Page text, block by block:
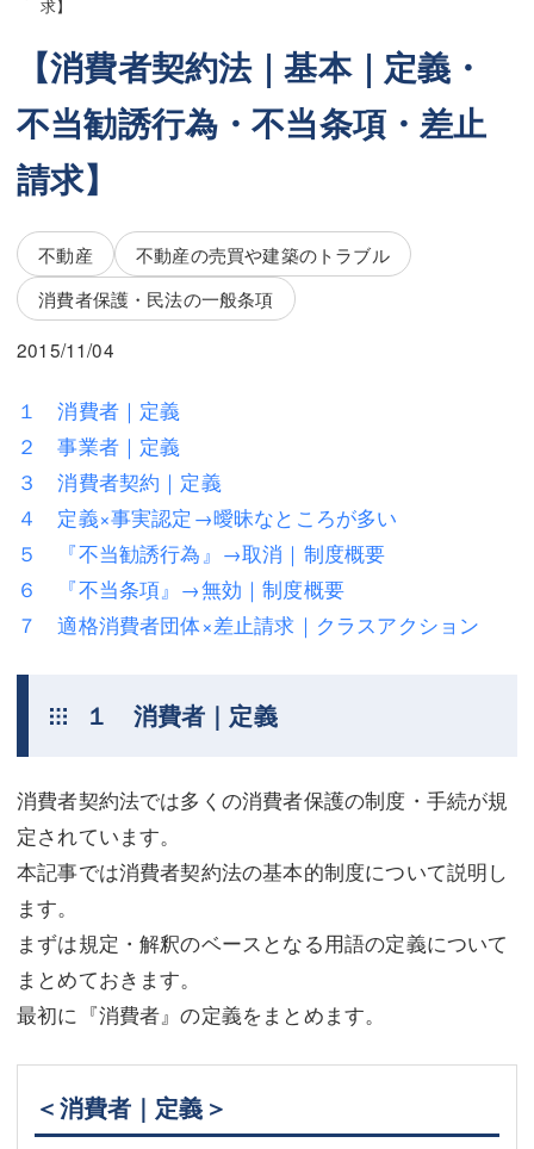
酒井 博之
坂本 陽一
桶川 聡
三平 隆史
吉元 優仁
小川 祐
弁護士費用
不動産
相続・遺言
離婚（夫婦間トラブル）
企業法務
刑事弁護
不動産登記
商業登記
調査・書面作成
債務整理
マスコミ取材・実績
アクセス
東京事務所 (新宿・四谷)
酒井 博之
坂本 陽一
桶川 聡
三平 隆史
吉元 優仁
弁護士費用
不動産
相続・遺言
離婚（夫婦間トラブル）
企業法務
労働問題（解雇，残業等）
交通事故
商業登記
調査・書面作成
債務整理
マスコミ取材・実績
アクセス
東京事務所 (新宿・四谷)
埼玉事務所 (さいたま市)
求】
【消費者契約法｜基本｜定義・
不当勧誘行為・不当条項・差止
請求】
不動産
不動産の売買や建築のトラブル
消費者保護・民法の一般条項
2015/11/04
１ 消費者｜定義
２ 事業者｜定義
３ 消費者契約｜定義
４ 定義×事実認定→曖昧なところが多い
５ 『不当勧誘行為』→取消｜制度概要
６ 『不当条項』→無効｜制度概要
７ 適格消費者団体×差止請求｜クラスアクション
１ 消費者｜定義
消費者契約法では多くの消費者保護の制度・手続が規
定されています。
本記事では消費者契約法の基本的制度について説明し
ます。
まずは規定・解釈のベースとなる用語の定義について
まとめておきます。
最初に『消費者』の定義をまとめます。
＜消費者｜定義＞